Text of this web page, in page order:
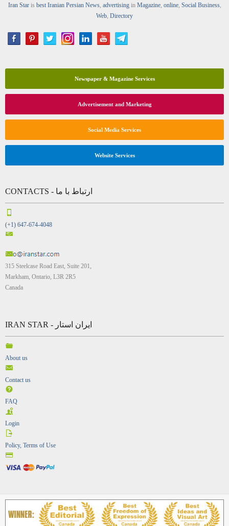
Iran Staris best Iranian Persian News, advertisingin Magazine, online, Social Business,
Web Directory
Newspaper & Magazine Services
Advertisement and Marketing
Social Media Services
Website Services
CONTACTS - ارتباط با ما
(+1) 647-674-4048
315 Steelcase Road East, Suite 201,
Markham, Ontario, L3R 2R5
Canada
IRAN STAR - ایران استار
About us
Contact us
FAQ
Login
Policy, Terms of Use